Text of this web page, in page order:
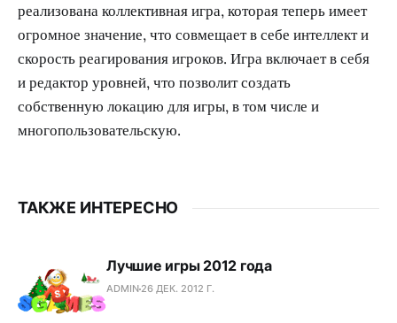
реализована коллективная игра, которая теперь имеет
огромное значение, что совмещает в себе интеллект и
скорость реагирования игроков. Игра включает в себя
и редактор уровней, что позволит создать
собственную локацию для игры, в том числе и
многопользовательскую.
ТАКЖЕ ИНТЕРЕСНО
Лучшие игры 2012 года
ADMIN 26 ДЕК. 2012 Г.